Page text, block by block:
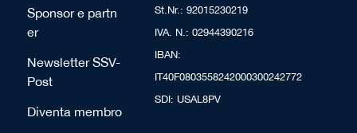
Sponsor e partn
er
Newsletter SSV-
Post
Diventa membro
St.Nr.: 92015230219
IVA. N.: 02944390216
IBAN:
IT40F0803558242000300242772
SDI: USAL8PV